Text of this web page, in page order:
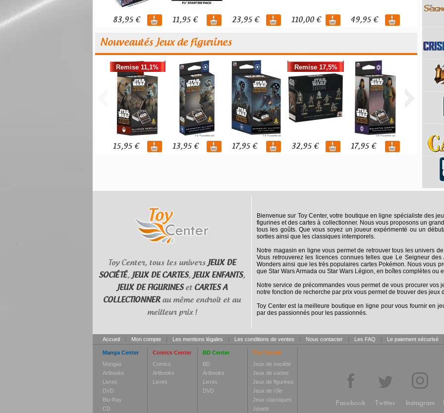
83,95 € 11,95 € 23,95 € 110,00 € 49,95 €
Nouveautés Jeux de figurines
Remise 11,1%
15,95 € 13,95 € 17,95 €
Remise 17,5%
32,95 € 17,95 € 39,95 €
Toy Center, tous les univers JEUX DE
SOCIÉTÉ, JEUX DE CARTES, JEUX ENFANTS,
JEUX DE FIGURINESet CARTES A
COLLECTIONNERau même endroit et au
meilleur prix !
Bienvenue sur Toy Center, votre boutique en ligne spécialiste des
figurines et des cartes à collectionner. Nous vous proposons un
tous les goûts. Que vous soyez un joueur expérimenté ou un
sorties ainsi que les classiques intemporels.
Notre magasin en ligne vous permet de retrouver tous les univers
Vous retrouverez les licences connues telles que Le Seigneur
Wonders ainsi que les très populaires cartes Pokémon. Nous vous
que Star Wars Armada ou Star Wars Légion, en boîtes complètes ou
Notre service de précommandes vous permet de vous procurer vos
notre fonction de recherche par prix vous permet de trouver des jeux
Toy Center est la meilleure boutique en ligne pour vous fournir en
par des passionnés pour les passionnés.
Accueil | Mon compte | Les mentions légales | Les conditions de ventes | Nous contacter | Les FAQ | Le paiement sécurisé
Manga Center
Mangas
Artbooks
Livres
DVD
Blu-Ray
CD
Comics Center
Comics
Artbooks
Livres
BD Center
BD
Artbooks
Livres
DVD
Toy Center
Jeux de société
Jeux de cartes
Jeux de figurines
Jeux de rôle
Jeux classiques
Jouets
Facebook Twitter Instagram